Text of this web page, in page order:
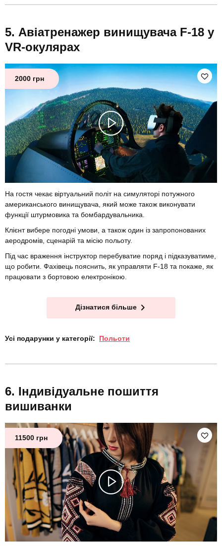
Авіатренажер винищувача F-18 у
VR-окулярах
2000 грн
На гостя чекає віртуальний політ на симуляторі потужного
американського винищувача, який може також виконувати
функції штурмовика та бомбардувальника.
Клієнт вибере погодні умови, а також один із запропонованих
аеродромів, сценарій та місію польоту.
Під час враження інструктор перебуватие поряд і підказуватиме,
що робити. Фахівець пояснить, як управляти F-18 та покаже, як
працювати з бортовою електронікою.
Дізнатися більше
Усі подарунки у категорії: Польоти
Індивідуальне пошиття
вишиванки
11500 грн